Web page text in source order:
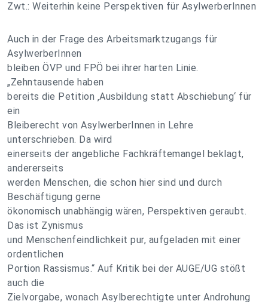
Zwt.: Weiterhin keine Perspektiven für AsylwerberInnen
Auch in der Frage des Arbeitsmarktzugangs für
AsylwerberInnen
bleiben ÖVP und FPÖ bei ihrer harten Linie.
„Zehntausende haben
bereits die Petition ‚Ausbildung statt Abschiebung‘ für
ein
Bleiberecht von AsylwerberInnen in Lehre
unterschrieben. Da wird
einerseits der angebliche Fachkräftemangel beklagt,
andererseits
werden Menschen, die schon hier sind und durch
Beschäftigung gerne
ökonomisch unabhängig wären, Perspektiven geraubt.
Das ist Zynismus
und Menschenfeindlichkeit pur, aufgeladen mit einer
ordentlichen
Portion Rassismus.“ Auf Kritik bei der AUGE/UG stößt
auch die
Zielvorgabe, wonach Asylberechtigte unter Androhung